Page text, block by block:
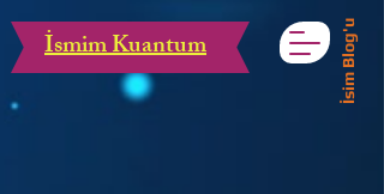
İsmim Kuantum İsim Blog'u